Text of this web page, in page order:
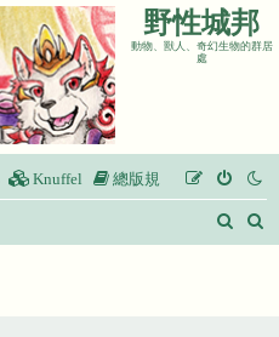
野性城邦
動物、獸人、奇幻生物的群居
處
Knuffel 總版規
搜